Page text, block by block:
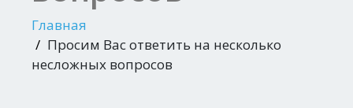
Главная
Просим Вас ответить на несколько
несложных вопросов